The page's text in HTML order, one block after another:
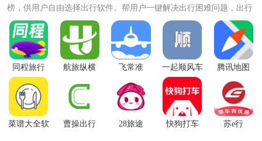
更多各性化服务，红包优惠
·汽车票：提供国内150多个城市汽车票查询和预订，在线预订
更便捷，部分区域更有立减优惠活动
·机票：全球机票便宜飞、放心飞！特价机票天天有，最低1折
起；快捷预订往返机票，在线值机，手机专享优惠，支持在
线退款申请
榜，供用户自由选择出行软件。帮用户一键解决出行困难问题，出行
是指外出旅行、观光游览，...
同程旅行 航旅纵横 飞常准 一起顺风车 腾讯地图
菜谱大全软
曹操出行 28旅途 快狗打车 苏e行